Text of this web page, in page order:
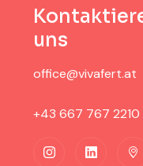
uns
office@vivafert.at
+43 667 767 2210